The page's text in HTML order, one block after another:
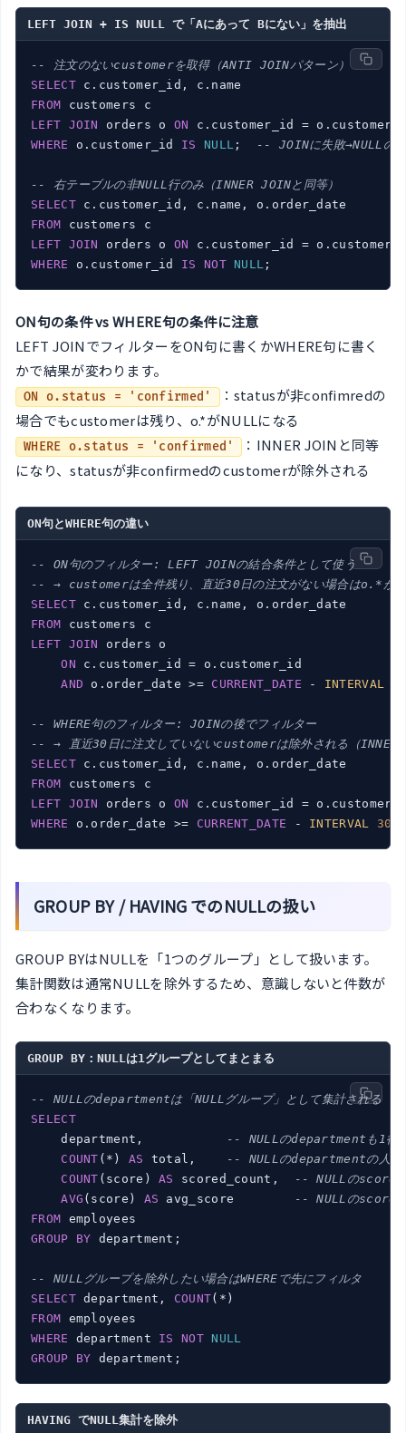
LEFT JOIN + IS NULL で「Aにあって Bにない」を抽出
-- 注文のないcustomerを取得（ANTI JOINパターン）
SELECT
FROM
LEFT JOIN orders o ON
WHERE o.customer_id IS NULL ; -- JOINに失敗→NULLの
-- 右テーブルの非NULL行のみ（INNER JOINと同等）
SELECT
FROM
LEFT JOIN orders o ON
WHERE o.customer_id IS NOT NULL ;
ON句の条件 vs WHERE句の条件に注意
LEFT JOINでフィルターをON句に書くかWHERE句に書く
かで結果が変わります。
ON o.status = 'confirmed'
：statusが非confimredの
場合でもcustomerは残り、o.*がNULLになる
WHERE o.status = 'confirmed'
：INNER JOINと同等
になり、statusが非confirmedのcustomerが除外される
ON句とWHERE句の違い
-- ON句のフィルター: LEFT JOINの結合条件として使う
-- → customerは全件残り、直近30日の注文がない場合はo.*が
SELECT
FROM
LEFT JOIN
orders o
ON c.customer_id = o.customer_id
AND o.order_date >= CURRENT_DATE - INTERVAL
-- WHERE句のフィルター: JOINの後でフィルター
-- → 直近30日に注文していないcustomerは除外される（INNER
SELECT
FROM
LEFT JOIN orders o ON
WHERE o.order_date >= CURRENT_DATE - INTERVAL 30
GROUP BY / HAVING でのNULLの扱い
GROUP BYはNULLを「1つのグループ」として扱います。
集計関数は通常NULLを除外するため、意識しないと件数が
合わなくなります。
GROUP BY：NULLは1グループとしてまとまる
-- NULLのdepartmentは「NULLグループ」として集計される
SELECT
    department,
-- NULLのdepartmentも1行
COUNT (*) AS total,
-- NULLのdepartmentの人数
COUNT (score) AS scored_count,
-- NULLのscore
AVG (score) AS avg_score
-- NULLのscoreは
FROM
GROUP
BY department;
-- NULLグループを除外したい場合はWHEREで先にフィルタ
SELECT department, COUNT
FROM
WHERE department IS NOT
NULL
GROUP
BY department;
HAVING でNULL集計を除外